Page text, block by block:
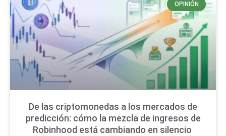
OPINIÓN
De las criptomonedas a los mercados de
predicción: cómo la mezcla de ingresos de
Robinhood está cambiando en silencio